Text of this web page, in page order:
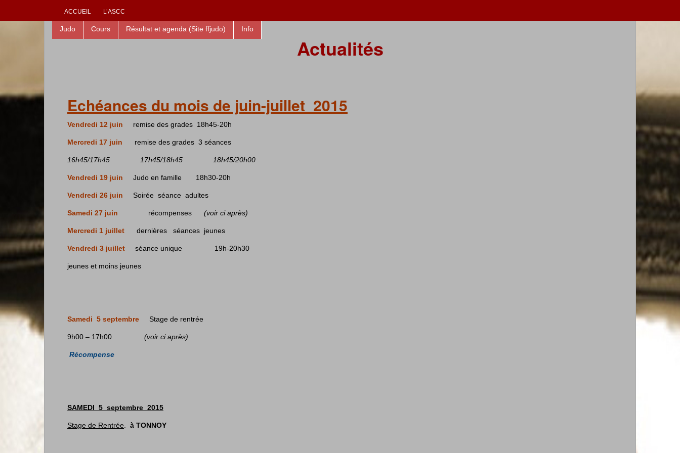
ACCUEIL L’ASCC
Judo Cours Résultat et agenda (Site ffjudo) Info
Actualités
Echéances du mois de juin-juillet 2015
Vendredi 12 juin remise des grades 18h45-20h
Mercredi 17 juin remise des grades 3 séances
16h45/17h45 17h45/18h45 18h45/20h00
Vendredi 19 juin Judo en famille 18h30-20h
Vendredi 26 juin Soirée séance adultes
Samedi 27 juin récompenses (voir ci après)
Mercredi 1 juillet dernières séances jeunes
Vendredi 3 juillet séance unique 19h-20h30
jeunes et moins jeunes
Samedi 5 septembre Stage de rentrée
9h00 – 17h00 (voir ci après)
Récompense
SAMEDI 5 septembre 2015
Stage de Rentrée à TONNOY